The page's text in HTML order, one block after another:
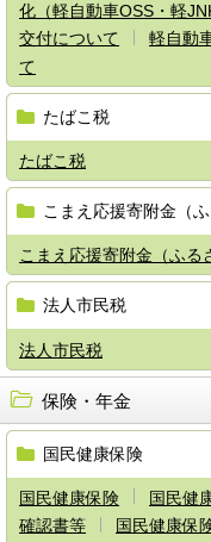
化（軽自動車OSS・軽
交付について
軽自動
て
たばこ税
たばこ税
こまえ応援寄附金（ふ
こまえ応援寄附金（ふる
法人市民税
法人市民税
保険・年金
国民健康保険
国民健康保険
国民健
確認書等
国民健康保